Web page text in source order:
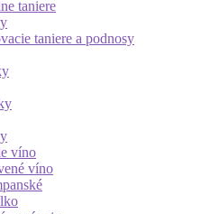
taniere
taniere a podnosy
víno
víno